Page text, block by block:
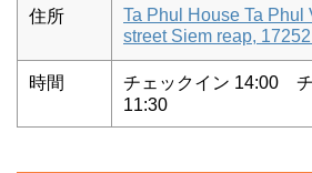
住所
Ta Phul House Ta Phul
street Siem reap,
時間
チェックイン 14:00
11:30